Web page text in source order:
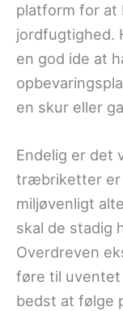
platform for at
jordfugtighed.
en god ide at
en skur eller
Endelig er det
træbriketter er
miljøvenligt
skal de stadig
Overdreven
føre til
bedst at følge